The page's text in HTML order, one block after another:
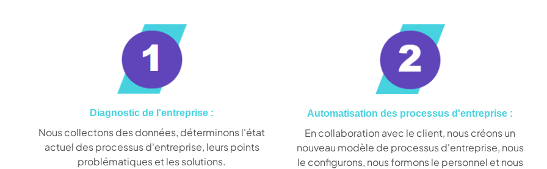
Diagnostic de l'entreprise :
Nous collectons des données, déterminons l'état
actuel des processus d'entreprise, leurs points
problématiques et les solutions.
Automatisation des processus d'entreprise :
En collaboration avec le client, nous créons un
nouveau modèle de processus d'entreprise, nous
le configurons, nous formons le personnel et nous